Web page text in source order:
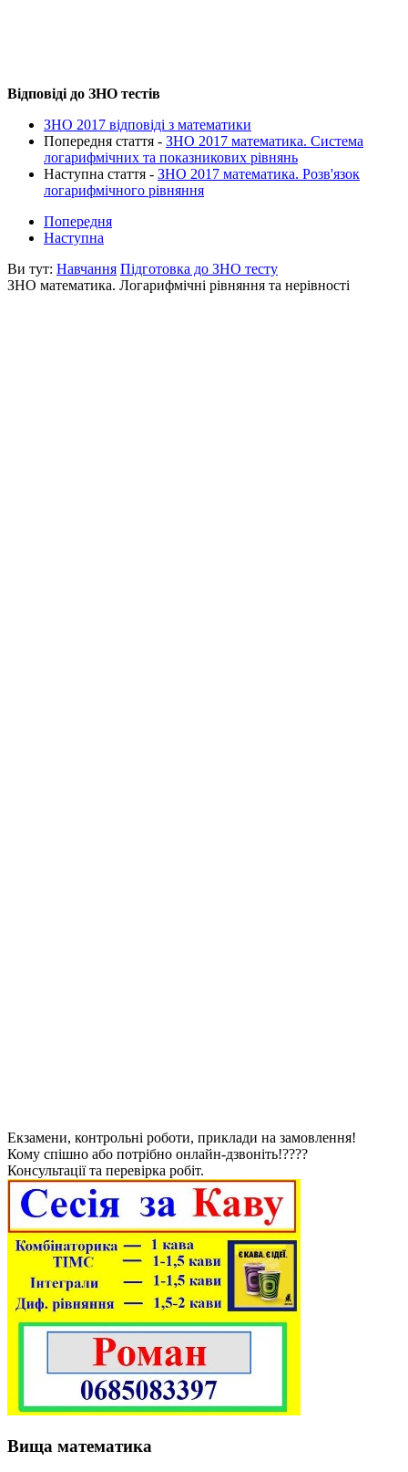
Відповіді до ЗНО тестів
ЗНО 2017 відповіді з математики
Попередня стаття - ЗНО 2017 математика. Система
логарифмічних та показникових рівнянь
Наступна стаття - ЗНО 2017 математика. Розв'язок
логарифмічного рівняння
Попередня
Наступна
Ви тут: Навчання Підготовка до ЗНО тесту
ЗНО математика. Логарифмічні рівняння та нерівності
Екзамени, контрольні роботи, приклади на замовлення!
Кому спішно або потрібно онлайн-дзвоніть!????
Консультації та перевірка робіт.
Вища математика